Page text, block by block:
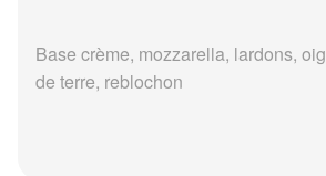
Base crème, mozzarella, lardons,
de terre, reblochon